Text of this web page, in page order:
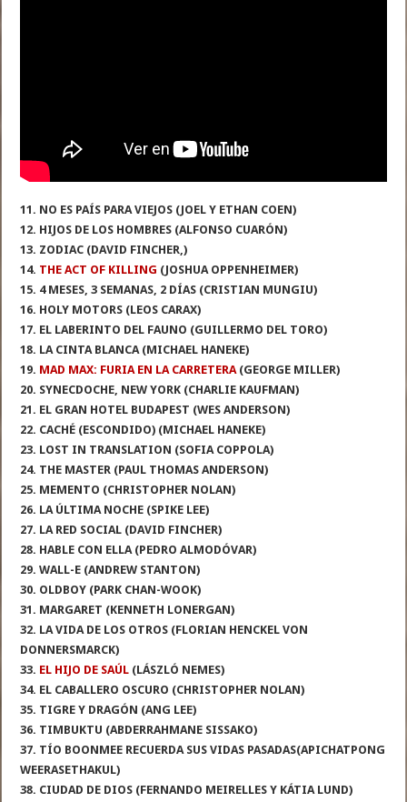
11. NO ES PAÍS PARA VIEJOS (JOEL Y ETHAN COEN)
12. HIJOS DE LOS HOMBRES (ALFONSO CUARÓN)
13. ZODIAC (DAVID FINCHER,)
14. THE ACT OF KILLING (JOSHUA OPPENHEIMER)
15. 4 MESES, 3 SEMANAS, 2 DÍAS (CRISTIAN MUNGIU)
16. HOLY MOTORS (LEOS CARAX)
17. EL LABERINTO DEL FAUNO (GUILLERMO DEL TORO)
18. LA CINTA BLANCA (MICHAEL HANEKE)
19. MAD MAX: FURIA EN LA CARRETERA(GEORGE MILLER)
20. SYNECDOCHE, NEW YORK (CHARLIE KAUFMAN)
21. EL GRAN HOTEL BUDAPEST (WES ANDERSON)
22. CACHÉ (ESCONDIDO) (MICHAEL HANEKE)
23. LOST IN TRANSLATION (SOFIA COPPOLA)
24. THE MASTER (PAUL THOMAS ANDERSON)
25. MEMENTO (CHRISTOPHER NOLAN)
26. LA ÚLTIMA NOCHE (SPIKE LEE)
27. LA RED SOCIAL (DAVID FINCHER)
28. HABLE CON ELLA (PEDRO ALMODÓVAR)
29. WALL-E (ANDREW STANTON)
30. OLDBOY (PARK CHAN-WOOK)
31. MARGARET (KENNETH LONERGAN)
32. LA VIDA DE LOS OTROS (FLORIAN HENCKEL VON
DONNERSMARCK)
33. EL HIJO DE SAÚL (LÁSZLÓ NEMES)
34. EL CABALLERO OSCURO (CHRISTOPHER NOLAN)
35. TIGRE Y DRAGÓN (ANG LEE)
36. TIMBUKTU (ABDERRAHMANE SISSAKO)
37. TÍO BOONMEE RECUERDA SUS VIDAS PASADAS(APICHATPONG
WEERASETHAKUL)
38. CIUDAD DE DIOS (FERNANDO MEIRELLES Y KÁTIA LUND)